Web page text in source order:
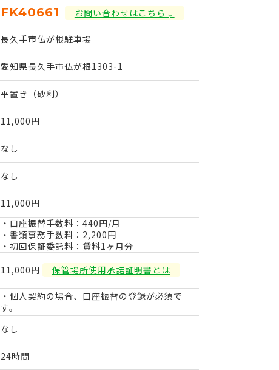
FK40661 お問い合わせはこちら↓
長久手市仏が根駐車場
愛知県長久手市仏が根1303-1
平置き（砂利）
11,000円
なし
なし
11,000円
・口座振替手数料：440円/月
・書類事務手数料：2,200円
・初回保証委託料：賃料1ヶ月分
11,000円 保管場所使用承諾証明書とは
・個人契約の場合、口座振替の登録が必須で
す。
なし
24時間